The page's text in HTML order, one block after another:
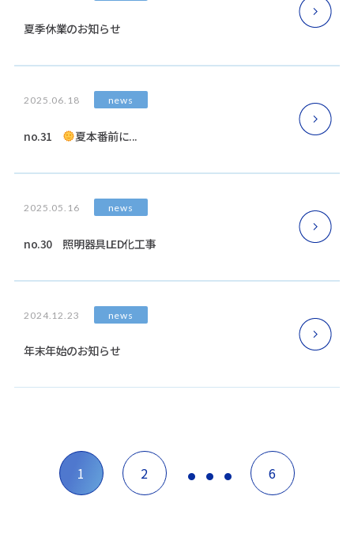
夏季休業のお知らせ
2025.06.18 news
no.31 夏本番前に...
2025.05.16 news
no.30 照明器具LED化工事
2024.12.23 news
年末年始のお知らせ
1 2 … 6